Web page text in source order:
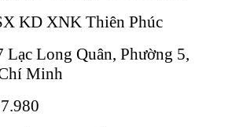
KD XNK Thiên Phúc
Long Quân, Phường 5,
Minh